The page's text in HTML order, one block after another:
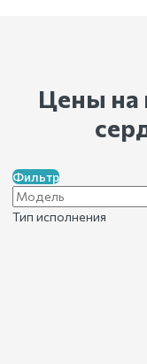
Цены на
Фильтр
Тип исполнения